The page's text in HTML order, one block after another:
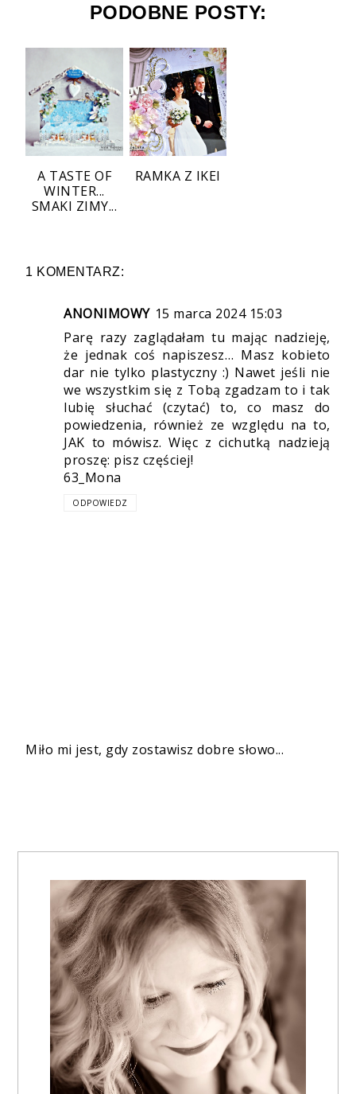
PODOBNE POSTY:
A TASTE OF
WINTER...
SMAKI ZIMY...
RAMKA Z IKEI
1 KOMENTARZ:
ANONIMOWY 15 marca 2024 15:03
Parę razy zaglądałam tu mając nadzieję,
że jednak coś napiszesz… Masz kobieto
dar nie tylko plastyczny :) Nawet jeśli nie
we wszystkim się z Tobą zgadzam to i tak
lubię słuchać (czytać) to, co masz do
powiedzenia, również ze względu na to,
JAK to mówisz. Więc z cichutką nadzieją
proszę: pisz częściej!
63_Mona
ODPOWIEDZ
Miło mi jest, gdy zostawisz dobre słowo...